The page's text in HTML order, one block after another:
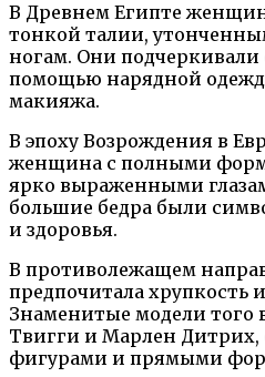
В Древнем Египте
тонкой талии,
ногам. Они подчеркивали
помощью нарядной
макияжа.
В эпоху Возрождения в
женщина с полными
ярко выраженными
большие бедра были
и здоровья.
В противолежащем
предпочитала хрупкость
Знаменитые модели того
Твигги и Марлен
фигурами и прямыми